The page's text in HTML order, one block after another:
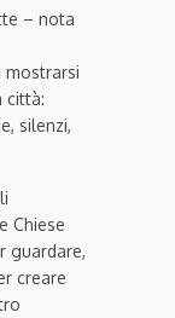
– nota
mostrarsi
città:
silenzi,
Chiese
guardare,
creare